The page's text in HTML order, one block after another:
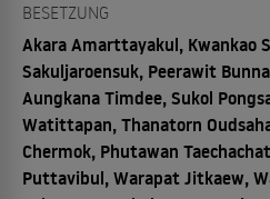
BESETZUNG
Akara Amarttayakul, Kwankao
Sakuljaroensuk, Peerawit
Aungkana Timdee, Sukol
Watittapan, Thanatorn
Chermok, Phutawan
Puttavibul, Warapat Jitkaew,